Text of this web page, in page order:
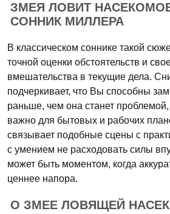
ЗМЕЯ ЛОВИТ
СОННИК МИЛЛЕРА
В классическом соннике такой
точной оценки обстоятельств и
вмешательства в текущие дела.
подчеркивает, что Вы способны
раньше, чем она станет
важно для бытовых и рабочих
связывает подобные сцены с
с умением не расходовать силы
может быть моментом, когда
ценнее напора.
О ЗМЕЕ ЛОВЯЩЕЙ